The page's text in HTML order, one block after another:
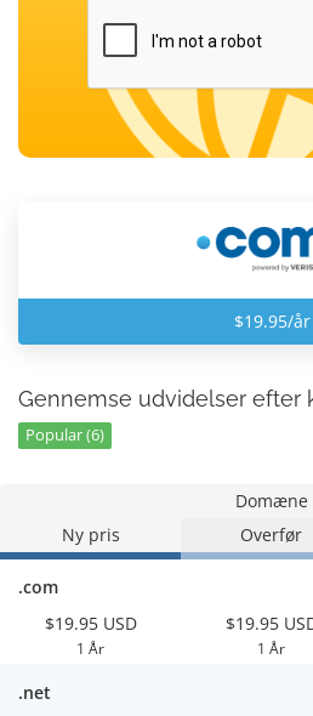
$19.95/år
Gennemse udvidelser efter
Popular (6)
Domæne
Ny pris
Overfør
.com
$19.95 USD
1 År
$19.95
1 År
.net